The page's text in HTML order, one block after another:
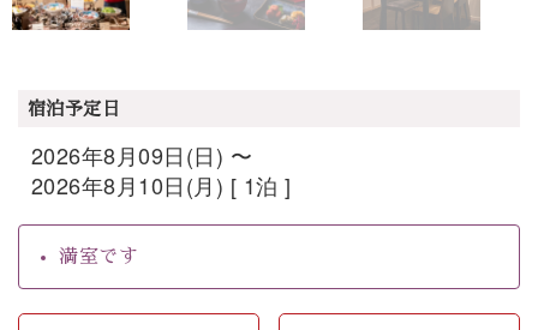
宿泊予定日
2026年8月09日(日) 〜
2026年8月10日(月) [ 1泊 ]
満室です